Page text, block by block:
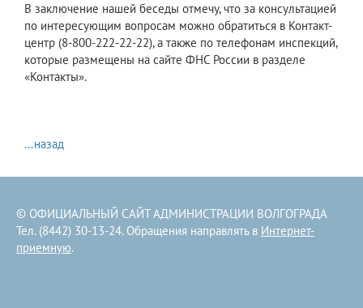
В заключение нашей беседы отмечу, что за консультацией
по интересующим вопросам можно обратиться в Контакт-
центр (8-800-222-22-22), а также по телефонам инспекций,
которые размещены на сайте ФНС России в разделе
«Контакты».
...назад
© ОФИЦИАЛЬНЫЙ САЙТ АДМИНИСТРАЦИИ ВОЛГОГРАДА
Тел. (8442) 30-13-24. Обращения направлять в Интернет-
приемную.